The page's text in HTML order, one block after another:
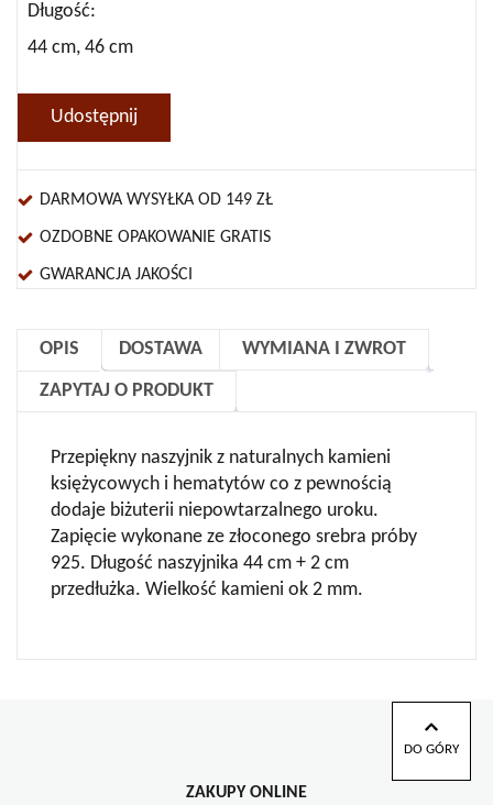
Długość
44 cm, 46 cm
Udostępnij
DARMOWA WYSYŁKA OD 149 ZŁ
OZDOBNE OPAKOWANIE GRATIS
GWARANCJA JAKOŚCI
OPIS DOSTAWA
WYMIANA I ZWROT
ZAPYTAJ O PRODUKT
Przepiękny naszyjnik z naturalnych kamieni
księżycowych i hematytów co z pewnością
dodaje biżuterii niepowtarzalnego uroku.
Zapięcie wykonane ze złoconego srebra próby
925. Długość naszyjnika 44 cm + 2 cm
przedłużka. Wielkość kamieni ok 2 mm.
ZAKUPY ONLINE
DO GÓRY